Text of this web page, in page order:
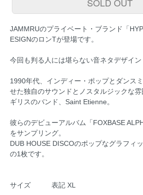
SOLD OUT
JAMMRUのプライベート・ブランド「
ESIGNのロンTが登場です。
今回も判る人には堪らない音ネタデザイン
1990年代、インディー・ポップとダンス
せた独自のサウンドとノスタルジックな
ギリスのバンド、Saint Etienne。
彼らのデビューアルバム「FOXBASE
をサンプリング。
DUB HOUSE DISCOのポップなグラフィ
の1枚です。
サイズ 表記 XL